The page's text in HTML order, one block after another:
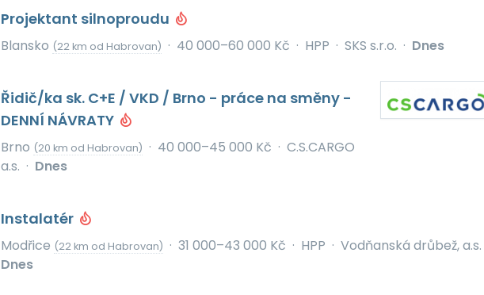
Projektant silnoproudu
Blansko (22 km od Habrovan) · 40 000–60 000 Kč · HPP · SKS s.r.o. · Dnes
Řidič/ka sk. C+E / VKD / Brno - práce na směny -
DENNÍ NÁVRATY
Brno (20 km od Habrovan) · 40 000–45 000 Kč · C.S.CARGO
a.s. · Dnes
Instalatér
Modřice (22 km od Habrovan) · 31 000–43 000 Kč · HPP · Vodňanská drůbež, a.s.
Dnes